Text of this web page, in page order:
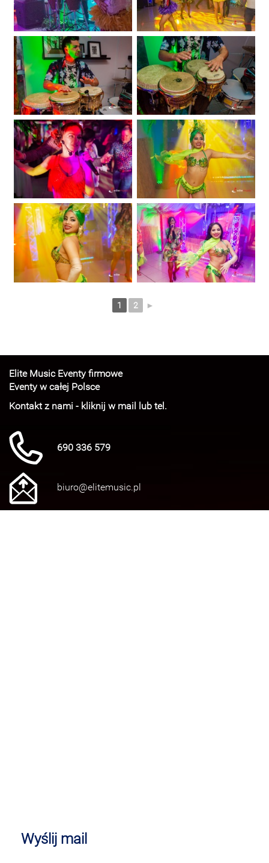
1 2 ►
Elite Music Eventy firmowe
Eventy w całej Polsce
Kontakt z nami - kliknij w mail lub tel.
690 336 579
biuro@elitemusic.pl
Wyślij mail